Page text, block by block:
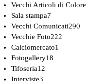
Vecchi Articoli di Colore
Sala stampa7
Vecchi Comunicati290
Vecchie Foto222
Calciomercato1
Fotogallery18
Tifoseria12
Interviste3